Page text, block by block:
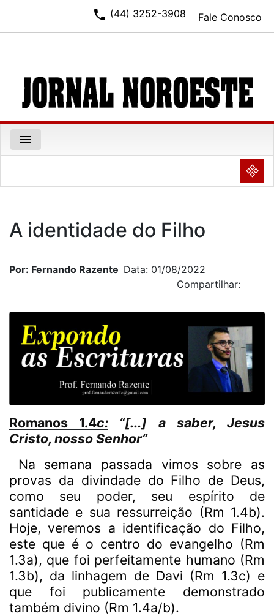
Fale Conosco
phone (44) 3252-3908
menu
NULL
A identidade do Filho
Por: Fernando Razente Data: 01/08/2022
Compartilhar:
Romanos 1.4c: “[...] a saber, Jesus
Cristo, nosso Senhor”
Na semana passada vimos sobre as
provas da divindade do Filho de Deus,
como seu poder, seu espírito de
santidade e sua ressurreição (Rm 1.4b).
Hoje, veremos a identificação do Filho,
este que é o centro do evangelho (Rm
1.3a), que foi perfeitamente humano (Rm
1.3b), da linhagem de Davi (Rm 1.3c) e
que foi publicamente demonstrado
também divino (Rm 1.4a/b).